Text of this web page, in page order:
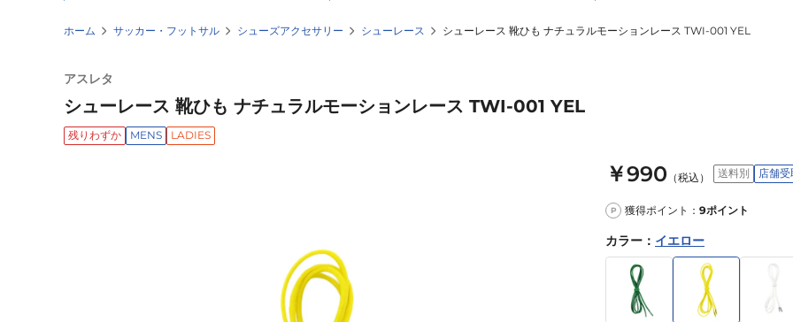
ホーム サッカー・フットサル シューズアクセサリー シューレース シューレース 靴ひも ナチュラルモーションレース TWI-001 YEL
アスレタ
シューレース 靴ひも ナチュラルモーションレース TWI-001 YEL
残りわずか MENS LADIES
￥990 （税込） 送料別 店舗
P 獲得ポイント： 9ポイント
カラー ： イエロー